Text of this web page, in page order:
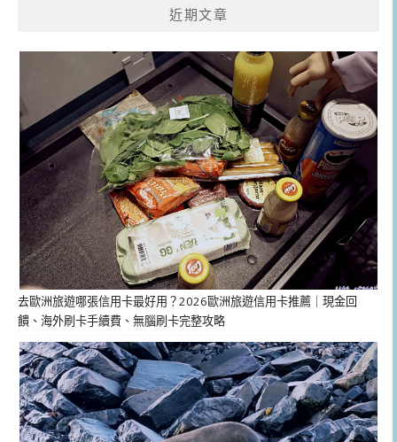
近期文章
去歐洲旅遊哪張信用卡最好用？2026歐洲旅遊信用卡推薦｜現金回
饋、海外刷卡手續費、無腦刷卡完整攻略